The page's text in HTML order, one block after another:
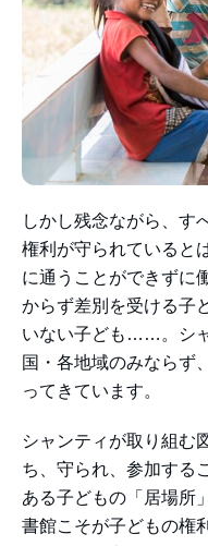
しかし残念ながら、す
権利が守られていると
に通うことができずに
からず差別を受ける子
いない子ども……。シ
国・各地域のみならず
ってきています。
シャンティが取り組む
ち、守られ、参加する
ある子どもの「居場所
書館こそが子どもの権